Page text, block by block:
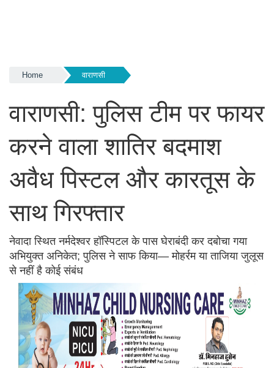
Home वाराणसी
वाराणसी: पुलिस टीम पर फायर
करने वाला शातिर बदमाश
अवैध पिस्टल और कारतूस के
साथ गिरफ्तार
नेवादा स्थित नर्मदेश्वर हॉस्पिटल के पास घेराबंदी कर दबोचा गया
अभियुक्त अनिकेत; पुलिस ने साफ किया— मोहर्रम या ताजिया जुलूस
से नहीं है कोई संबंध